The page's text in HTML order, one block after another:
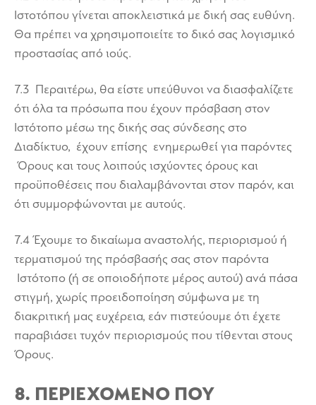
Ιστοτόπου γίνεται αποκλειστικά με δική σας ευθύνη.
Θα πρέπει να χρησιμοποιείτε το δικό σας λογισμικό
προστασίας από ιούς.
7.3 Περαιτέρω, θα είστε υπεύθυνοι να διασφαλίζετε
ότι όλα τα πρόσωπα που έχουν πρόσβαση στον
Ιστότοπο μέσω της δικής σας σύνδεσης στο
Διαδίκτυο, έχουν επίσης ενημερωθεί για παρόντες
Όρους και τους λοιπούς ισχύοντες όρους και
προϋποθέσεις που διαλαμβάνονται στον παρόν, και
ότι συμμορφώνονται με αυτούς.
7.4 Έχουμε το δικαίωμα αναστολής, περιορισμού ή
τερματισμού της πρόσβασής σας στον παρόντα
Ιστότοπο (ή σε οποιοδήποτε μέρος αυτού) ανά πάσα
στιγμή, χωρίς προειδοποίηση σύμφωνα με τη
διακριτική μας ευχέρεια, εάν πιστεύουμε ότι έχετε
παραβιάσει τυχόν περιορισμούς που τίθενται στους
Όρους.
8. ΠΕΡΙΕΧΟΜΕΝΟ ΠΟΥ